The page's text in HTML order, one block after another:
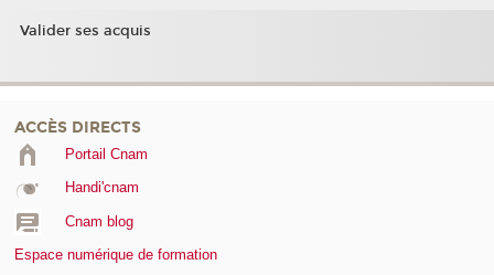
Valider ses acquis
ACCÈS DIRECTS
Portail Cnam
Handi'cnam
Cnam blog
Espace numérique de formation